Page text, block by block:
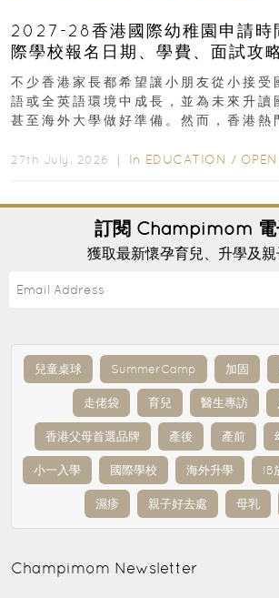
2027-28香港國際幼稚園申請時
際學校報名日期、學費、面試攻
不少香港家長都希望讓小朋友從小接受
語或全英語環境中成長，並為未來升讀
甚至海外大學做好準備。然而，香港熱
27th July, 2026 ｜ In EDUCATION / OPEN
訂閱 Champimom
獲取最新懷孕育兒、升學及親
兒童桌球 SummerCamp 加固
走佬袋 育兒 醫生專訪
香港父母首選品牌 產後 產前
小一入學 國際學校 海外升學 IB
濕疹 親子好去處 母乳
Champimom Newsletter